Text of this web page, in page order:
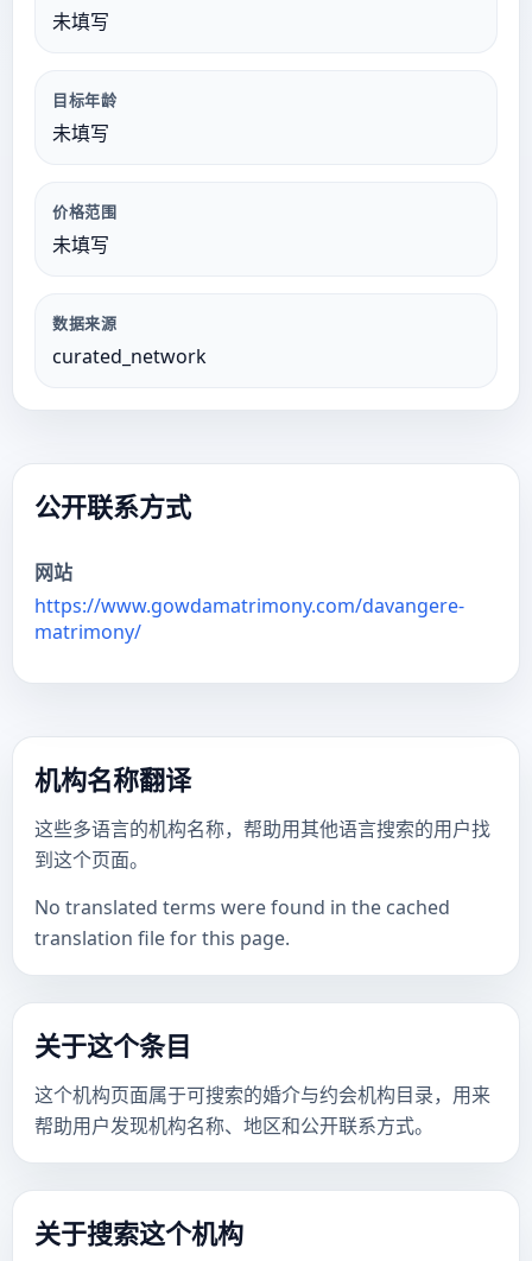
未填写
目标年龄
未填写
价格范围
未填写
数据来源
curated_network
公开联系方式
网站
https://www.gowdamatrimony.com/davangere-
matrimony/
机构名称翻译
这些多语言的机构名称，帮助用其他语言搜索的用户找
到这个页面。
No translated terms were found in the cached
translation file for this page.
关于这个条目
这个机构页面属于可搜索的婚介与约会机构目录，用来
帮助用户发现机构名称、地区和公开联系方式。
关于搜索这个机构